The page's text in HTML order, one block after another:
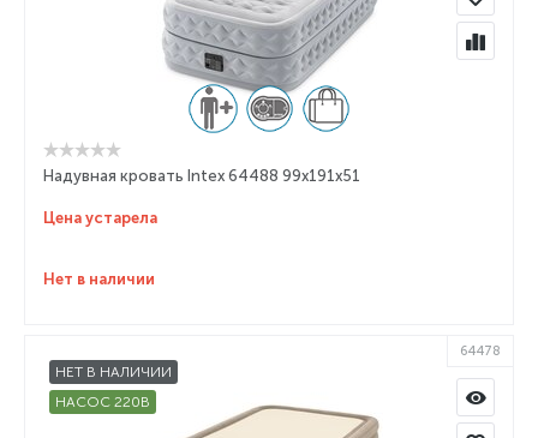
Надувная кровать Intex 64488 99х191х51
Цена устарела
Нет в наличии
НЕТ В НАЛИЧИИ
НАСОС 220В
64478